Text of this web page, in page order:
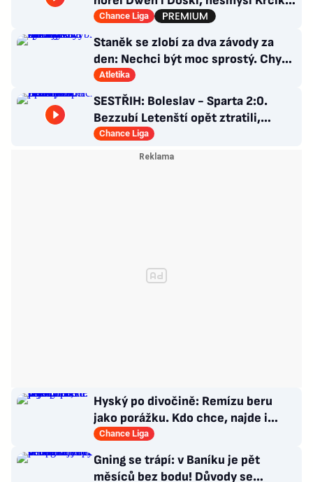
Ustojí to Hyský?
Chance Liga
Staněk se zlobí za dva závody za
den: Nechci být moc sprostý. Chybí
nám styčný důstojník
Atletika
SESTŘIH: Boleslav - Sparta 2:0.
Bezzubí Letenští opět ztratili,
domácí rozhodli v první půli
Chance Liga
Hyský po divočině: Remízu beru
jako porážku. Kdo chce, najde i
hodně pozitivních věcí
Chance Liga
Gning se trápí: v Baníku je pět
měsíců bez bodu! Důvody se